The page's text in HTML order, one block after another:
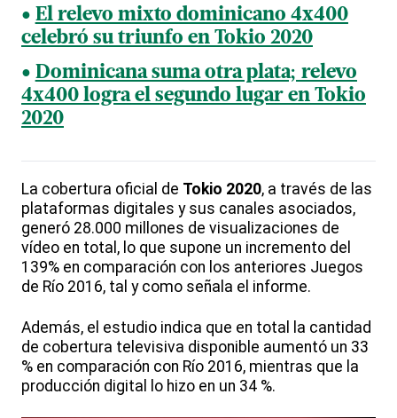
El relevo mixto dominicano 4x400
celebró su triunfo en Tokio 2020
Dominicana suma otra plata; relevo
4x400 logra el segundo lugar en Tokio
2020
La cobertura oficial de Tokio 2020, a través de las
plataformas digitales y sus canales asociados,
generó 28.000 millones de visualizaciones de
vídeo en total, lo que supone un incremento del
139% en comparación con los anteriores Juegos
de Río 2016, tal y como señala el informe.
Además, el estudio indica que en total la cantidad
de cobertura televisiva disponible aumentó un 33
% en comparación con Río 2016, mientras que la
producción digital lo hizo en un 34 %.